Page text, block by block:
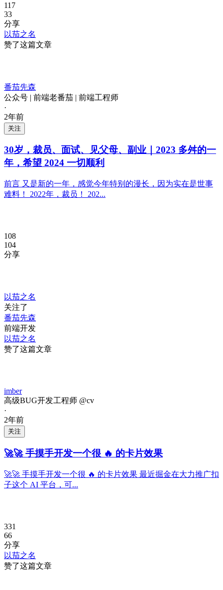
117
33
分享
以茄之名
赞了这篇文章
番茄先森
公众号 | 前端老番茄 | 前端工程师
·
2年前
关注
30岁，裁员、面试、见父母、副业｜2023 多舛的一
年，希望 2024 一切顺利
前言 又是新的一年，感觉今年特别的漫长，因为实在是世事
难料！ 2022年，裁员！ 202...
108
104
分享
以茄之名
关注了
番茄先森
前端开发
以茄之名
赞了这篇文章
imber
高级BUG开发工程师 @cv
·
2年前
关注
🚀🚀 手摸手开发一个很 🔥 的卡片效果
🚀🚀 手摸手开发一个很 🔥 的卡片效果 最近掘金在大力推广扣
子这个 AI 平台，可...
331
66
分享
以茄之名
赞了这篇文章